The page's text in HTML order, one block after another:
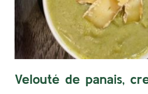
brie noir
CRESSON PANAIS
Velouté de panais,